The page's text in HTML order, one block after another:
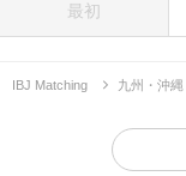
最初
IBJ Matching 九州・沖縄